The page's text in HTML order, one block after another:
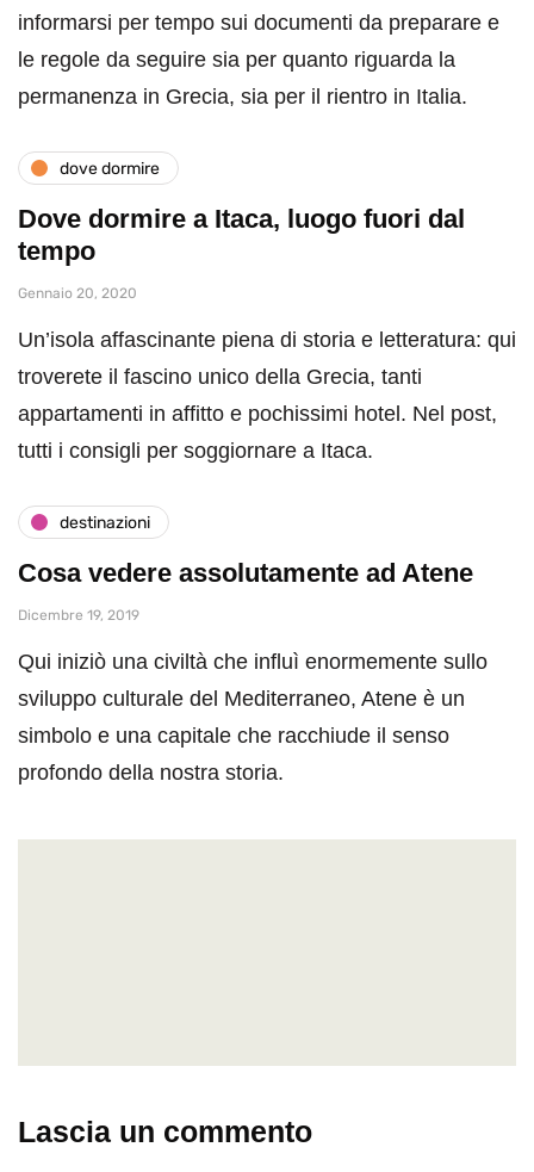
informarsi per tempo sui documenti da preparare e
le regole da seguire sia per quanto riguarda la
permanenza in Grecia, sia per il rientro in Italia.
dove dormire
Dove dormire a Itaca, luogo fuori dal
tempo
Gennaio 20, 2020
Un’isola affascinante piena di storia e letteratura: qui
troverete il fascino unico della Grecia, tanti
appartamenti in affitto e pochissimi hotel. Nel post,
tutti i consigli per soggiornare a Itaca.
destinazioni
Cosa vedere assolutamente ad Atene
Dicembre 19, 2019
Qui iniziò una civiltà che influì enormemente sullo
sviluppo culturale del Mediterraneo, Atene è un
simbolo e una capitale che racchiude il senso
profondo della nostra storia.
Lascia un commento